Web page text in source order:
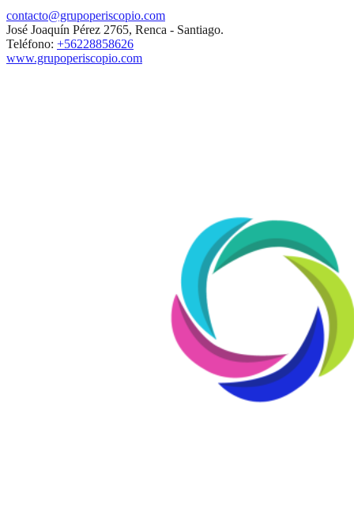
contacto@grupoperiscopio.com
José Joaquín Pérez 2765, Renca - Santiago.
Teléfono: +56228858626
www.grupoperiscopio.com